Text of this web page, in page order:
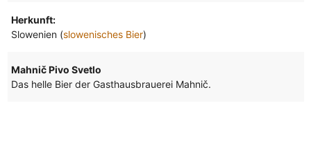
Herkunft:
Slowenien (slowenisches Bier)
Mahnič Pivo Svetlo
Das helle Bier der Gasthausbrauerei Mahnič.